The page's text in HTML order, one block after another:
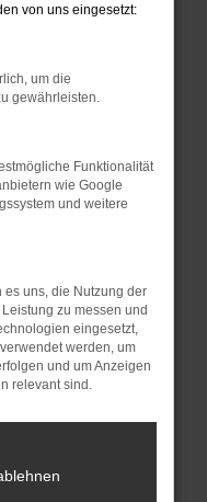
helfen können:
und deine
Beispiel
Werbeblocker,
Seiten
Seite in einem
einem privaten
zu beheben.
neuesten Stand
von uns eingesetzt:
um die
gewährleisten.
Funktionalität
wie Google
und weitere
es uns, die Nutzung der
zu messen und
eingesetzt,
werden, um
und um Anzeigen
relevant sind.